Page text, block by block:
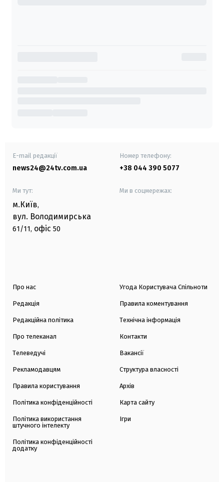
E-mail редакції
news24@24tv.com.ua
Номер телефону:
+38 044 390 5077
Ми тут:
м.Київ,
вул. Володимирська
61/11, офіс 50
Ми в соцмережах:
Про нас
Редакція
Редакційна політика
Про телеканал
Телеведучі
Рекламодавцям
Правила користування
Політика конфіденційності
Політика використання
штучного інтелекту
Політика конфіденційності
додатку
Угода Користувача Спільноти
Правила коментування
Технічна інформація
Контакти
Вакансії
Структура власності
Архів
Карта сайту
Ігри